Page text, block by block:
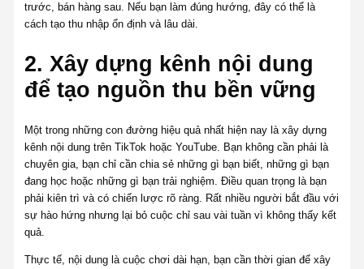
trước, bán hàng sau. Nếu bạn làm đúng hướng, đây có thể là
cách tạo thu nhập ổn định và lâu dài.
2. Xây dựng kênh nội dung
để tạo nguồn thu bền vững
Một trong những con đường hiệu quả nhất hiện nay là xây dựng
kênh nội dung trên TikTok hoặc YouTube. Bạn không cần phải là
chuyên gia, bạn chỉ cần chia sẻ những gì bạn biết, những gì bạn
đang học hoặc những gì bạn trải nghiệm. Điều quan trọng là bạn
phải kiên trì và có chiến lược rõ ràng. Rất nhiều người bắt đầu với
sự hào hứng nhưng lại bỏ cuộc chỉ sau vài tuần vì không thấy kết
quả.
Thực tế, nội dung là cuộc chơi dài hạn, bạn cần thời gian để xây